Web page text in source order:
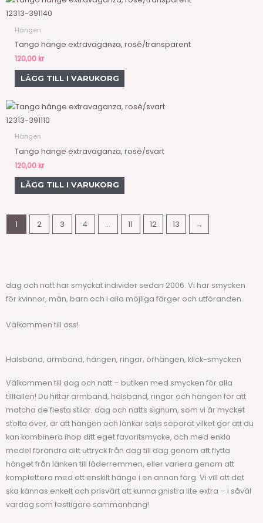
12313-391140
Hängen
Tango hänge extravaganza, rosé/transparent
120,00 kr
LÄGG TILL I VARUKORG
12313-391110
Hängen
Tango hänge extravaganza, rosé/svart
120,00 kr
LÄGG TILL I VARUKORG
1 2 3 4 … 11 12 13 →
dag och natt har smyckat individer sedan 2006. Vi har smycken
för kvinnor, män, barn och i alla möjliga färger och utföranden.
Välkommen till oss!
Halsband, armband, hängen, ringar, örhängen, klick-smycken
Välkommen till dag och natt – butiken med smycken för alla
tillfällen! Du hittar armband, halsband, ringar och hängen för att
matcha de flesta stilar. dag och natts signum, som vi är mycket
stolta över, är att hängen och länkar säljs separat vilket gör att du
kan kombinera ihop ditt eget favoritsmycke, och med enkla
medel förändra ditt uttryck från dag till dag genom att flytta
hänget från länken till läderremmen, eller variera genom att
komplettera med ett enskilt hänge i en annan färg. Vi vill att det
ska kännas enkelt och prisvärt att kunna gnistra lite extra – i såväl
vardag som festligare sammanhang!